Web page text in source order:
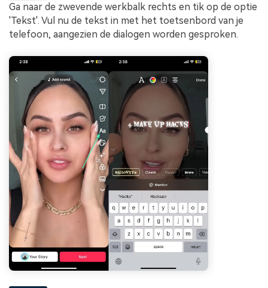
Ga naar de zwevende werkbalk rechts en tik op de optie
'Tekst'. Vul nu de tekst in met het toetsenbord van je
telefoon, aangezien de dialogen worden gesproken.